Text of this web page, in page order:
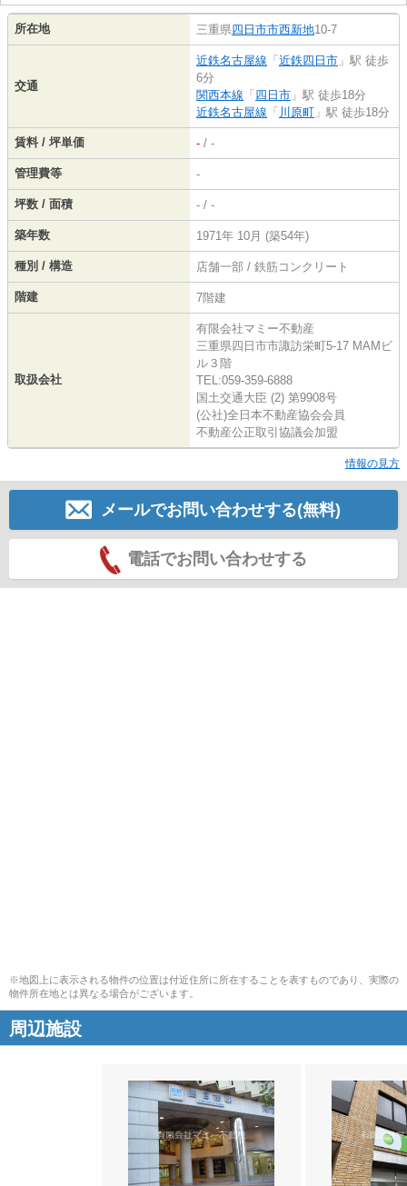
所在地 三重県四日市市西新地10-7
交通
近鉄名古屋線 「 近鉄四日市 」駅 徒歩
6分
関西本線 「 四日市 」駅 徒歩18分
近鉄名古屋線 「 川原町 」駅 徒歩18分
賃料 / 坪単価 - / -
管理費等 -
坪数 / 面積 - / -
築年数 1971年 10月 (築54年)
種別 / 構造 店舗一部 / 鉄筋コンクリート
階建 7階建
取扱会社
有限会社マミー不動産
三重県四日市市諏訪栄町5-17 MAMビ
ル３階
TEL:059-359-6888
国土交通大臣 (2) 第9908号
(公社)全日本不動産協会会員
不動産公正取引協議会加盟
情報の見方
メールでお問い合わせする(無料)
電話でお問い合わせする
※地図上に表示される物件の位置は付近住所に所在することを表すものであり、実際の
物件所在地とは異なる場合がございます。
周辺施設